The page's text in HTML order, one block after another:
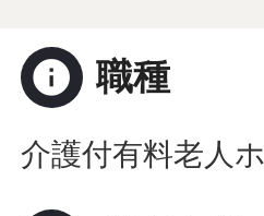
info 職種
介護付有料老人